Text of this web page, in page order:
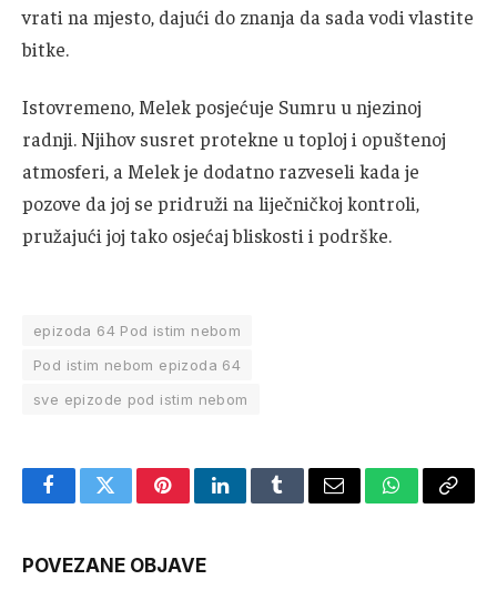
vrati na mjesto, dajući do znanja da sada vodi vlastite
bitke.
Istovremeno, Melek posjećuje Sumru u njezinoj
radnji. Njihov susret protekne u toploj i opuštenoj
atmosferi, a Melek je dodatno razveseli kada je
pozove da joj se pridruži na liječničkoj kontroli,
pružajući joj tako osjećaj bliskosti i podrške.
epizoda 64 Pod istim nebom
Pod istim nebom epizoda 64
sve epizode pod istim nebom
FacebookTwitterPinterestLinkedInTumblrEmail WhatsApp
Copy
POVEZANE OBJAVE